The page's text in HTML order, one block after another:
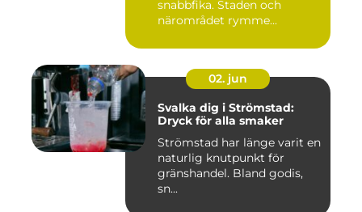
snabbfika. Staden och
närområdet rymme...
02. jun
Svalka dig i Strömstad:
Dryck för alla smaker
Strömstad har länge varit en
naturlig knutpunkt för
gränshandel. Bland godis,
sn...